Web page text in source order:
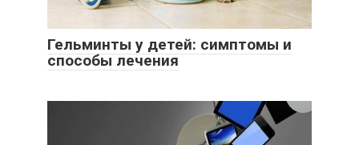
Гельминты у детей: симптомы и
способы лечения